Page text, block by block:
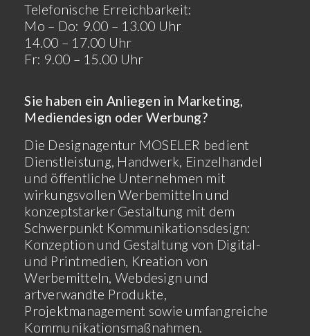
Telefonische Erreichbarkeit:
Mo – Do: 9.00 – 13.00 Uhr
14.00 – 17.00 Uhr
Fr: 9.00 – 15.00 Uhr
Sie haben ein Anliegen in Marketing,
Mediendesign oder Werbung?
Die Designagentur MOSELER bedient
Dienstleistung, Handwerk, Einzelhandel
und öffentliche Unternehmen mit
wirkungsvollen Werbemitteln und
konzeptstarker Gestaltung mit dem
Schwerpunkt Kommunikationsdesign:
Konzeption und Gestaltung von Digital-
und Printmedien, Kreation von
Werbemitteln, Webdesign und
artverwandte Produkte,
Projektmanagement sowie umfangreiche
Kommunikationsmaßnahmen.